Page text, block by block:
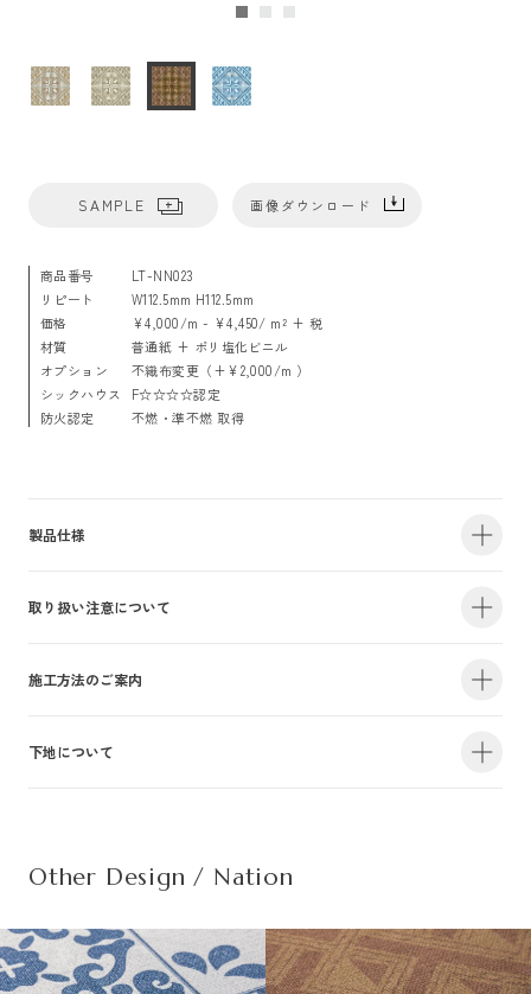
SAMPLE 画像ダウンロード
商品番号
LT-NN023
リピート
W112.5mm H112.5mm
価格
¥4,000/m - ¥4,450/ m² + 税
材質
普通紙 + ポリ塩化ビニル
オプション
不織布変更（+¥2,000/m ）
シックハウス
F☆☆☆☆認定
防火認定
不燃・準不燃 取得
製品仕様
・サイズ
940mm×47m（有効巾900mm・m切売り）
・防カビ性能
推奨糊は、「プリンテリアボンド」もしくは、「ウォールボンド100」です。
取り扱い注意について
| 1.防火性能について |
建物内の内装仕上げに関しては、建築基準法により防火上の基準が定められ
ださい。詳細は下地についてをご参照ください。
| 2.使用環境について |
施工方法のご案内
詳しい施工方法のご案内につきましては、PDFをご覧ください。
下地について
また種別は随時追加・変更がなされております。必ず最新の情報をご確認く
材質 普通紙＋ポリ塩化
Other Design / Nation